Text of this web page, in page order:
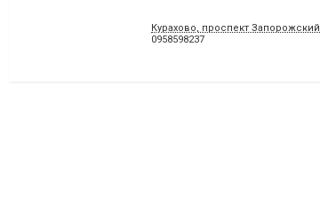
Курахово, проспект Запорожский
0958598237